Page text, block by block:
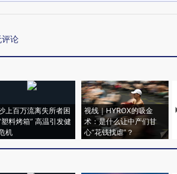
论
上百万流离失所者困
塑料烤箱” 高温引发健
机
视线｜HYROX的吸金
术：是什么让中产们甘
心“花钱找虐”？